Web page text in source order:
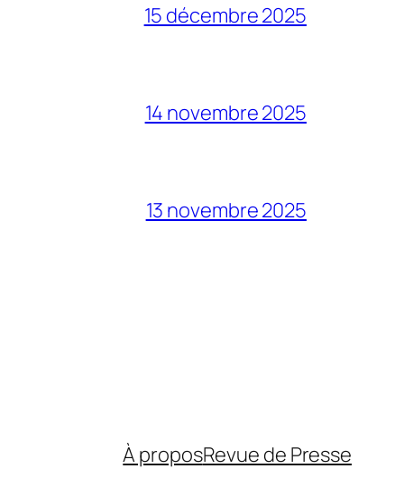
15 décembre 2025
14 novembre 2025
13 novembre 2025
À proposRevue de Presse